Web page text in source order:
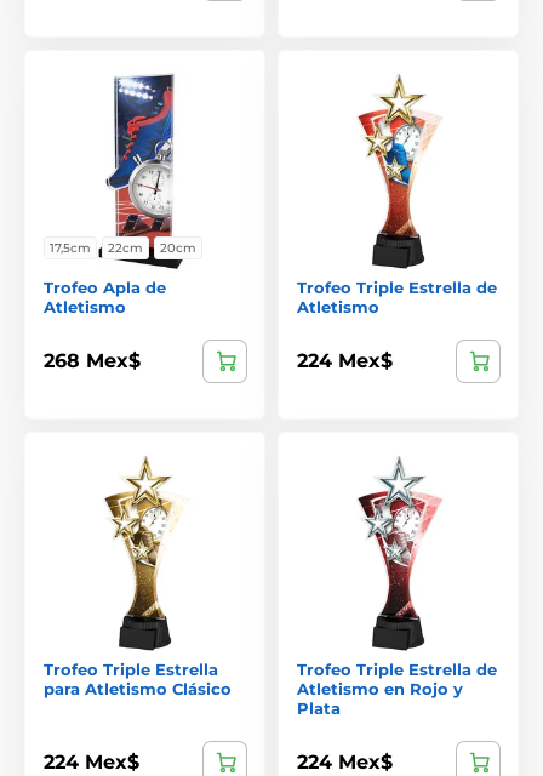
17,5cm 22cm 20cm
Trofeo Apla de
Atletismo
268 Mex$
Trofeo Triple Estrella de
Atletismo
224 Mex$
Trofeo Triple Estrella
para Atletismo Clásico
224 Mex$
Trofeo Triple Estrella de
Atletismo en Rojo y
Plata
224 Mex$